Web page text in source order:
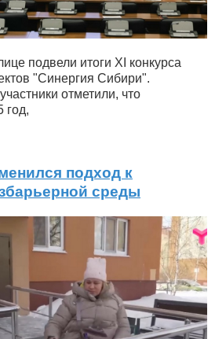
подвели итоги XI конкурса
"Синергия Сибири".
отметили, что
год,
подход к
среды